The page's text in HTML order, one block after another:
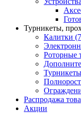
Турникеты,
Калитки
Роторные
Распродажа
Акции